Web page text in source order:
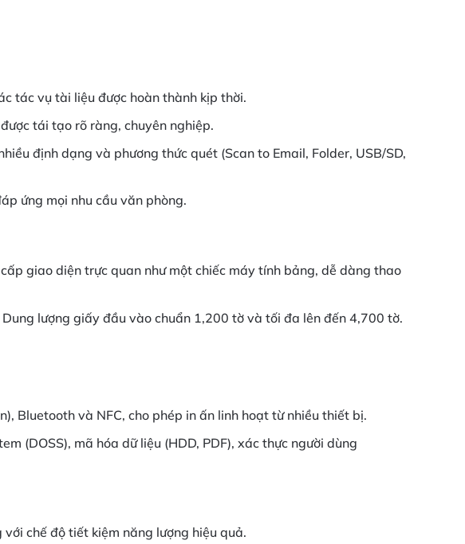
tác vụ tài liệu được hoàn thành kịp thời.
tái tạo rõ ràng, chuyên nghiệp.
định dạng và phương thức quét (Scan to Email, Folder, USB/SD,
ứng mọi nhu cầu văn phòng.
giao diện trực quan như một chiếc máy tính bảng, dễ dàng thao
lượng giấy đầu vào chuẩn 1,200 tờ và tối đa lên đến 4,700 tờ.
Bluetooth và NFC, cho phép in ấn linh hoạt từ nhiều thiết bị.
(DOSS), mã hóa dữ liệu (HDD, PDF), xác thực người dùng
chế độ tiết kiệm năng lượng hiệu quả.